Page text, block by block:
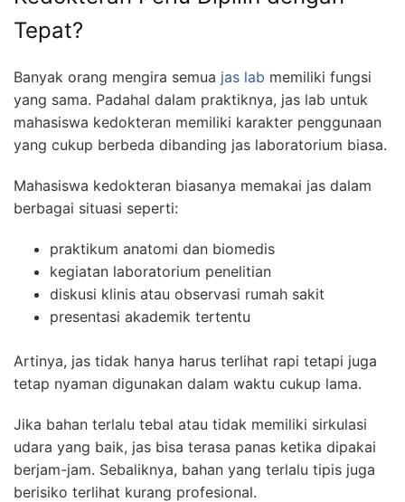
Tepat?
Banyak orang mengira semua jas lab memiliki fungsi
yang sama. Padahal dalam praktiknya, jas lab untuk
mahasiswa kedokteran memiliki karakter penggunaan
yang cukup berbeda dibanding jas laboratorium biasa.
Mahasiswa kedokteran biasanya memakai jas dalam
berbagai situasi seperti:
praktikum anatomi dan biomedis
kegiatan laboratorium penelitian
diskusi klinis atau observasi rumah sakit
presentasi akademik tertentu
Artinya, jas tidak hanya harus terlihat rapi tetapi juga
tetap nyaman digunakan dalam waktu cukup lama.
Jika bahan terlalu tebal atau tidak memiliki sirkulasi
udara yang baik, jas bisa terasa panas ketika dipakai
berjam-jam. Sebaliknya, bahan yang terlalu tipis juga
berisiko terlihat kurang profesional.